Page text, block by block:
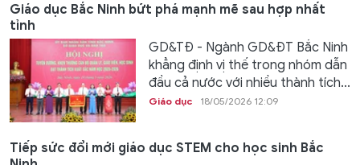
Giáo dục Bắc Ninh bứt phá mạnh mẽ sau hợp nhất
tỉnh
GD&TĐ - Ngành GD&ĐT Bắc Ninh
khẳng định vị thế trong nhóm dẫn
đầu cả nước với nhiều thành tích...
Giáo dục 18/05/2026 12:09
Tiếp sức đổi mới giáo dục STEM cho học sinh Bắc